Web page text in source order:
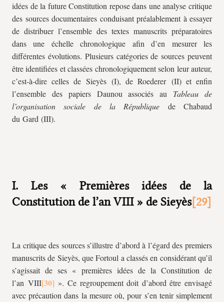
idées de la future Constitution repose dans une analyse critique
des sources documentaires conduisant préalablement à essayer
de distribuer l’ensemble des textes manuscrits préparatoires
dans une échelle chronologique afin d’en mesurer les
différentes évolutions. Plusieurs catégories de sources peuvent
être identifiées et classées chronologiquement selon leur auteur,
c’est-à-dire celles de Sieyès (I), de Roederer (II) et enfin
l’ensemble des papiers Daunou associés au Tableau de
l’organisation sociale de la République de Chabaud
du Gard (III).
I. Les « Premières idées de la
Constitution de l’an VIII » de Sieyès
La critique des sources s’illustre d’abord à l’égard des premiers
manuscrits de Sieyès, que Fortoul a classés en considérant qu’il
s’agissait de ses « premières idées de la Constitution de
l’an VIII
». Ce regroupement doit d’abord être envisagé
avec précaution dans la mesure où, pour s’en tenir simplement